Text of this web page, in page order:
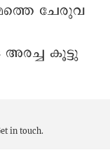
ചേരുവ
കൂട്ടു
in touch.